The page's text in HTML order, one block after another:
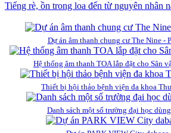
Tiếng rè, ồn trong loa đến từ nguyên nhân
Dự án âm thanh chung cư The Nine -
Hệ thống âm thanh TOA lắp đặt cho Sân
Thiết bị hội thảo bệnh viện đa khoa
Danh sách một số trường đại học